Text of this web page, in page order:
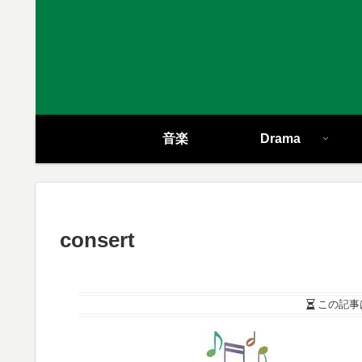
音楽 Drama
consert
この記事